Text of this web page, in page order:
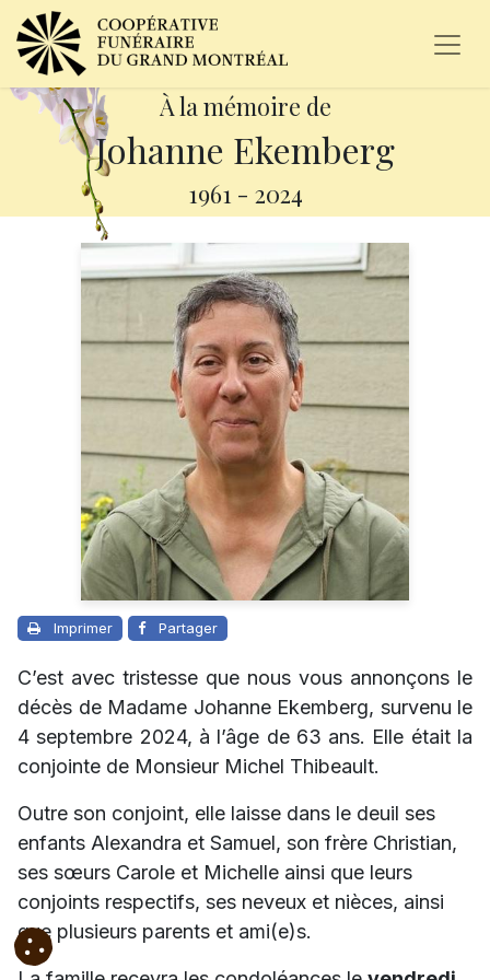
À la mémoire de
Johanne Ekemberg
1961 - 2024
Imprimer Partager
C’est avec tristesse que nous vous annonçons le
décès de Madame Johanne Ekemberg, survenu le
4 septembre 2024, à l’âge de 63 ans. Elle était la
conjointe de Monsieur Michel Thibeault.
Outre son conjoint, elle laisse dans le deuil ses
enfants Alexandra et Samuel, son frère Christian,
ses sœurs Carole et Michelle ainsi que leurs
conjoints respectifs, ses neveux et nièces, ainsi
que plusieurs parents et ami(e)s.